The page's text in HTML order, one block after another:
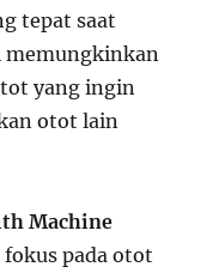
tepat saat
memungkinkan
yang ingin
otot lain
Machine
fokus pada otot